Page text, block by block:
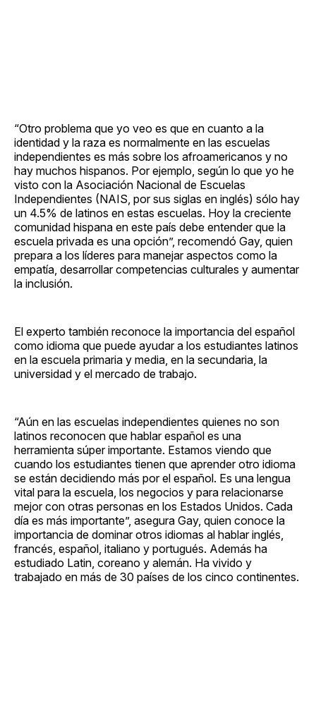
“Otro problema que yo veo es que en cuanto a la
identidad y la raza es normalmente en las escuelas
independientes es más sobre los afroamericanos y no
hay muchos hispanos. Por ejemplo, según lo que yo he
visto con la Asociación Nacional de Escuelas
Independientes (NAIS, por sus siglas en inglés) sólo hay
un 4.5% de latinos en estas escuelas. Hoy la creciente
comunidad hispana en este país debe entender que la
escuela privada es una opción”, recomendó Gay, quien
prepara a los líderes para manejar aspectos como la
empatía, desarrollar competencias culturales y aumentar
la inclusión.
El experto también reconoce la importancia del español
como idioma que puede ayudar a los estudiantes latinos
en la escuela primaria y media, en la secundaria, la
universidad y el mercado de trabajo.
“Aún en las escuelas independientes quienes no son
latinos reconocen que hablar español es una
herramienta súper importante. Estamos viendo que
cuando los estudiantes tienen que aprender otro idioma
se están decidiendo más por el español. Es una lengua
vital para la escuela, los negocios y para relacionarse
mejor con otras personas en los Estados Unidos. Cada
día es más importante”, asegura Gay, quien conoce la
importancia de dominar otros idiomas al hablar inglés,
francés, español, italiano y portugués. Además ha
estudiado Latin, coreano y alemán. Ha vivido y
trabajado en más de 30 países de los cinco continentes.